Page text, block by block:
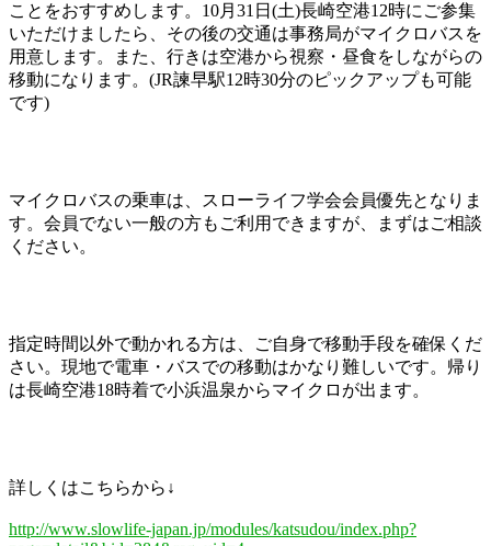
ことをおすすめします。10月31日(土)長崎空港12時にご参集
いただけましたら、その後の交通は事務局がマイクロバスを
用意します。また、行きは空港から視察・昼食をしながらの
移動になります。(JR諫早駅12時30分のピックアップも可能
です)
マイクロバスの乗車は、スローライフ学会会員優先となりま
す。会員でない一般の方もご利用できますが、まずはご相談
ください。
指定時間以外で動かれる方は、ご自身で移動手段を確保くだ
さい。現地で電車・バスでの移動はかなり難しいです。帰り
は長崎空港18時着で小浜温泉からマイクロが出ます。
詳しくはこちらから↓
http://www.slowlife-japan.jp/modules/katsudou/index.php?